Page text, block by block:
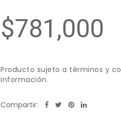
$781,000
Producto sujeto a términos y
información.
Compartir: